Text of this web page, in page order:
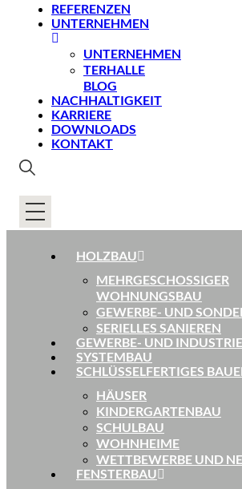
REFERENZEN
UNTERNEHMEN
UNTERNEHMEN
TERHALLE
BLOG
NACHHALTIGKEIT
KARRIERE
DOWNLOADS
KONTAKT
HOLZBAU
MEHRGESCHOSSIGER
WOHNUNGSBAU
GEWERBE- UND
SERIELLES SANIEREN
GEWERBE- UND
SYSTEMBAU
SCHLÜSSELFERTIGES
HÄUSER
KINDERGARTENBAU
SCHULBAU
WOHNHEIME
WETTBEWERBE UND
FENSTERBAU